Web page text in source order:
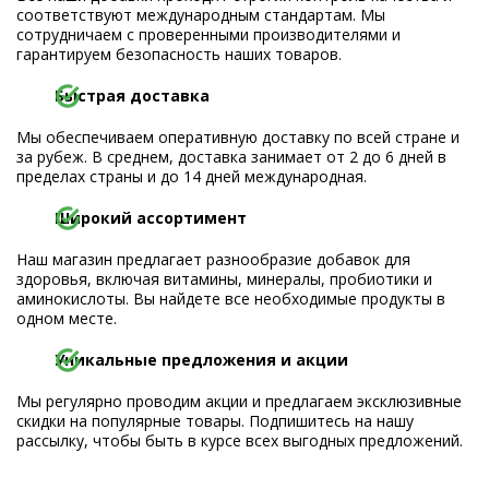
соответствуют международным стандартам. Мы
сотрудничаем с проверенными производителями и
гарантируем безопасность наших товаров.
Быстрая доставка
Мы обеспечиваем оперативную доставку по всей стране и
за рубеж. В среднем, доставка занимает от 2 до 6 дней в
пределах страны и до 14 дней международная.
Широкий ассортимент
Наш магазин предлагает разнообразие добавок для
здоровья, включая витамины, минералы, пробиотики и
аминокислоты. Вы найдете все необходимые продукты в
одном месте.
Уникальные предложения и акции
Мы регулярно проводим акции и предлагаем эксклюзивные
скидки на популярные товары. Подпишитесь на нашу
рассылку, чтобы быть в курсе всех выгодных предложений.